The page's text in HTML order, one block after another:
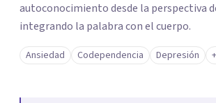
autoconocimiento desde la perspectiva
integrando la palabra con el cuerpo.
Ansiedad Codependencia Depresión